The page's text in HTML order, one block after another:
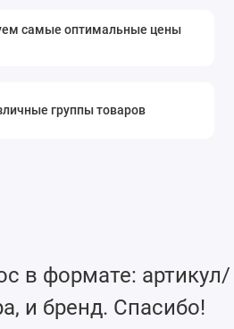
самые оптимальные цены
группы товаров
в формате: артикул/
и бренд. Спасибо!